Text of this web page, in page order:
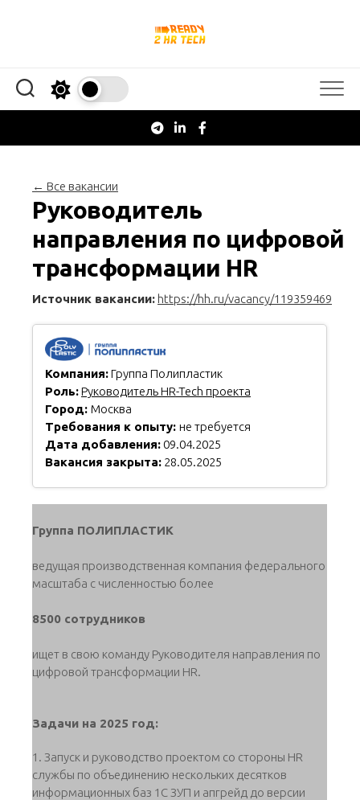
← Все вакансии
Руководитель
направления по цифровой
трансформации HR
Источник вакансии: https://hh.ru/vacancy/119359469
Компания:Группа Полипластик
Роль:Руководитель HR-Tech проекта
Город: Москва
Требования к опыту: не требуется
Дата добавления: 09.04.2025
Вакансия закрыта: 28.05.2025
Группа ПОЛИПЛАСТИК
ведущая производственная компания федерального
масштаба с численностью более
8500 сотрудников
ищет в свою команду Руководителя направления по
цифровой трансформации HR.
Задачи на 2025 год:
1. Запуск и руководство проектом со стороны HR
службы по объединению нескольких десятков
информационных баз 1С ЗУП и апгрейд до версии